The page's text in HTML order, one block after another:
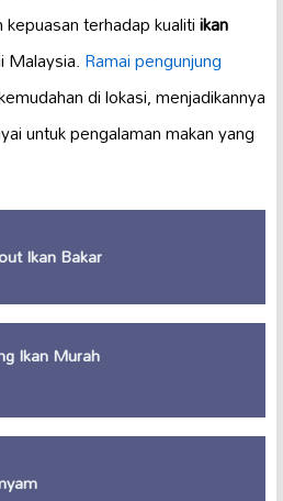
terhadap kualitiikan
Ramai pengunjung
di lokasi, menjadikannya
untuk pengalaman makan yang
Ikan Bakar
Ikan Murah